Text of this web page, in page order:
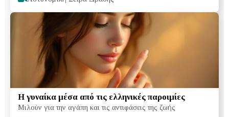
Η γυναίκα μέσα από τις ελληνικές παροιμίες
Μιλούν για την αγάπη και τις αντιφάσεις της ζωής